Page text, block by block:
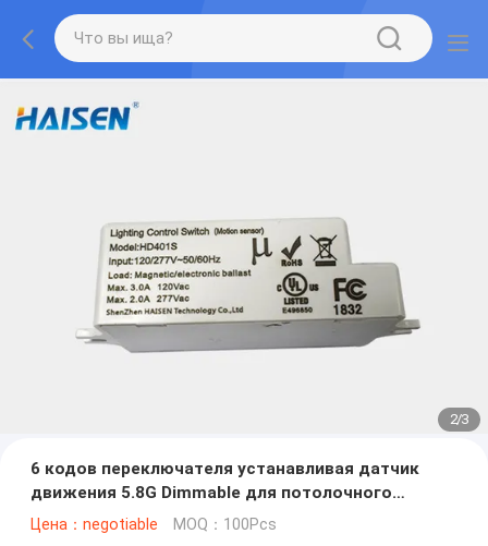
2/3
6 кодов переключателя устанавливая датчик
движения 5.8G Dimmable для потолочного
освещения
Цена：negotiable MOQ：100Pcs